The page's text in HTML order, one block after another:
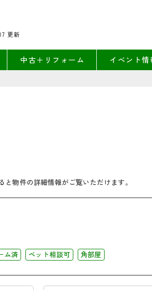
更新
中古＋リフォーム イベント情
物件の詳細情報がご覧いただけます。
ム済 ペット相談可 角部屋